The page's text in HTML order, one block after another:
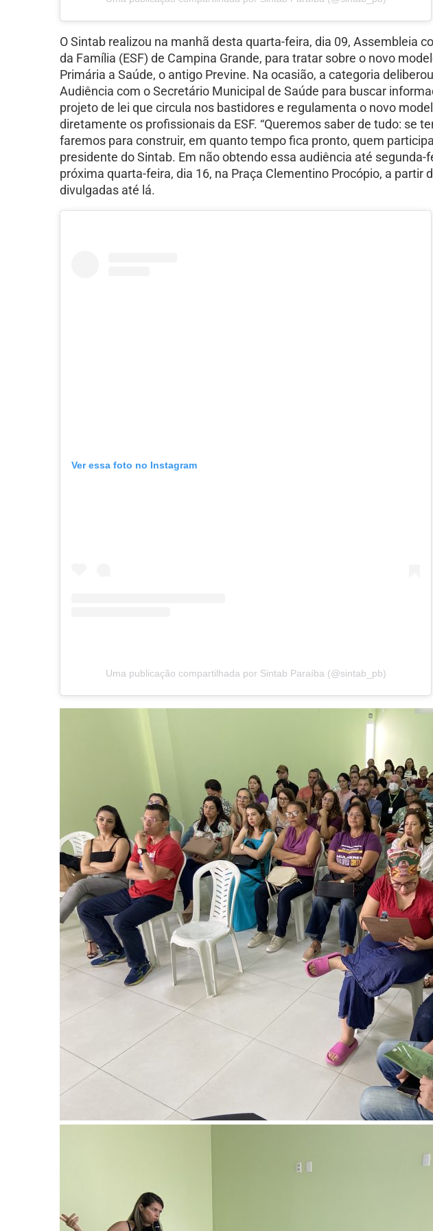
O Sintab realizou na manhã desta quarta-feira, dia 09, Assembleia
da Família (ESF) de Campina Grande, para tratar sobre o novo
Primária a Saúde, o antigo Previne. Na ocasião, a categoria
Audiência com o Secretário Municipal de Saúde para buscar
projeto de lei que circula nos bastidores e regulamenta o novo
diretamente os profissionais da ESF. “Queremos saber de tudo: se
faremos para construir, em quanto tempo fica pronto, quem
presidente do Sintab. Em não obtendo essa audiência até
próxima quarta-feira, dia 16, na Praça Clementino Procópio, a partir
divulgadas até lá.
Ver essa foto no Instagram
Uma publicação compartilhada por Sintab Paraíba (@sintab_pb)